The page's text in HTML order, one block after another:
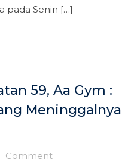
pada Senin […]
59, Aa Gym :
Meninggalnya
Comment